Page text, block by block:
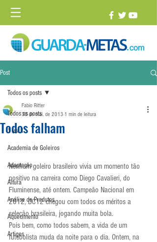
Post
Todos os posts
1 vs. 1
Academia de Goleiros
Adaptação
Altura
Análise de Produtos
Aquecimento
Artigos
Todos os posts
Todos falham
Fabio Ritter
30 de mai. de 2013 1 min de leitura
Nenhum goleiro brasileiro vivia um momento tão
positivo na carreira como Diego Cavalieri, do
Fluminense, até ontem. Campeão Nacional em
2012, DC12 chegou com todos os méritos a
seleção brasileira, jogando muita bola.
Pois bem, como todos sabem, a vida de um
futebolista muda da noite para o dia. Ontem, na